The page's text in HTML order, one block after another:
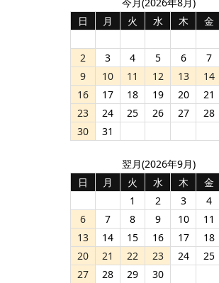
今月(2026年8月)
日
月 火 水 木 金
2
3 4 5 6 7
9
10 11 12 13 14
16
17 18 19 20 21
23
24 25 26 27 28
30
31
翌月(2026年9月)
日
月 火 水 木 金
1
2 3 4
6
7 8 9 10 11
13
14 15 16 17 18
20
21 22 23 24 25
27
28 29 30